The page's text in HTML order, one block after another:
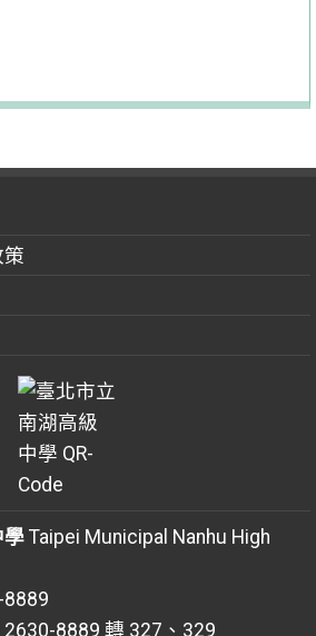
學Taipei Municipal Nanhu High
8889 轉 327、329